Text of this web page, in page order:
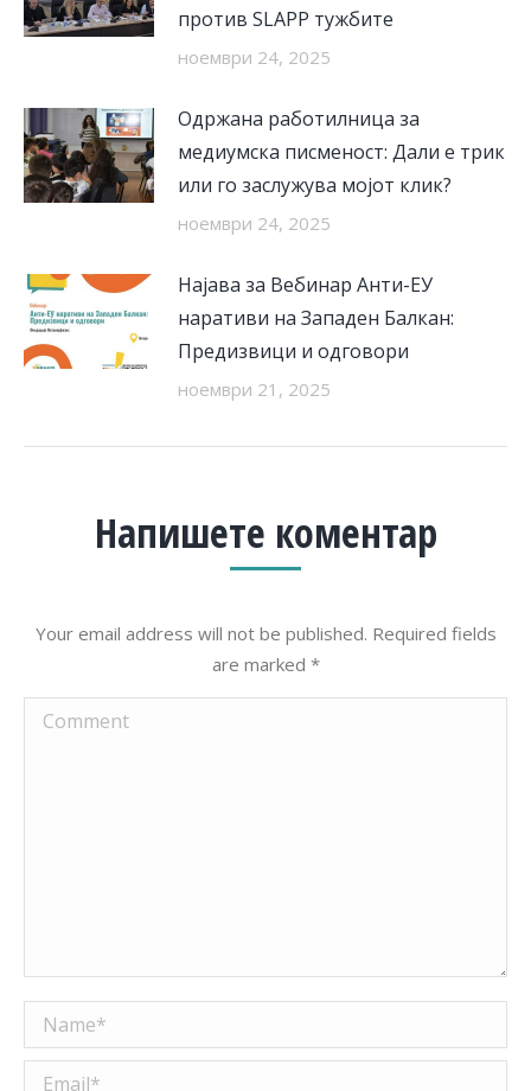
против SLAPP тужбите
ноември 24, 2025
Одржана работилница за
медиумска писменост: Дали е трик
или го заслужува мојот клик?
ноември 24, 2025
Најава за Вебинар Анти-ЕУ
наративи на Западен Балкан:
Предизвици и одговори
ноември 21, 2025
Напишете коментар
Your email address will not be published. Required fields
are marked *
Comment
Name *
Email *